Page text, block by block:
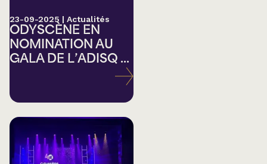
23-09-2025 | Actualités
ODYSCÈNE EN
NOMINATION AU
GALA DE L’ADISQ ...